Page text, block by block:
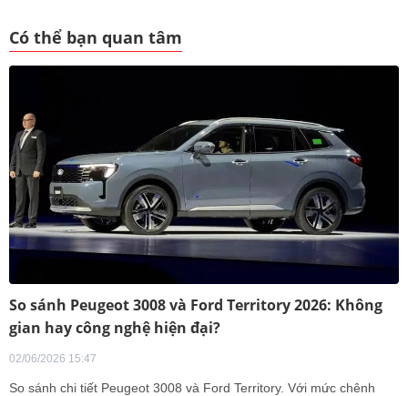
Có thể bạn quan tâm
So sánh Peugeot 3008 và Ford Territory 2026: Không
gian hay công nghệ hiện đại?
02/06/2026 15:47
So sánh chi tiết Peugeot 3008 và Ford Territory. Với mức chênh